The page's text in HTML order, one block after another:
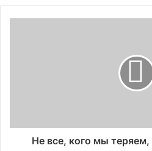
Не все, кого мы